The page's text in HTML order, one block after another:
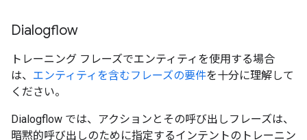
Dialogflow
トレーニング フレーズでエンティティを使用する場合
は、 エンティティを含むフレーズの要件を十分に理解して
ください。
Dialogflow では、アクションとその呼び出しフレーズは、
暗黙的呼び出しのために指定するインテントのトレーニン